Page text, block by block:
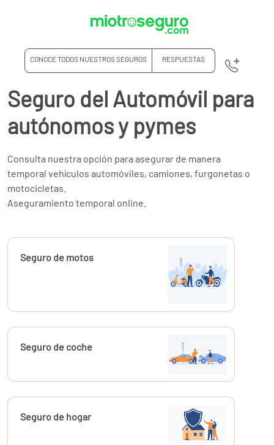
CONOCE TODOS NUESTROS SEGUROS RESPUESTAS
Seguro del Automóvil para
autónomos y pymes
Consulta nuestra opción para asegurar de manera
temporal vehículos automóviles, camiones, furgonetas o
motocicletas.
Aseguramiento temporal online.
Calcúlalo ahora
Seguro de motos
Calcúlalo ahora
Seguro de coche
Calcúlalo ahora
Seguro de hogar